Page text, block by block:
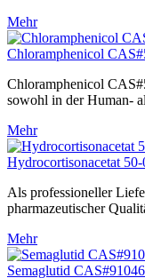
Mehr
Chloramphenicol
Chloramphenicol
sowohl in der Human-
Mehr
Hydrocortisonacetat
Als professioneller
pharmazeutischer
Mehr
Semaglutid